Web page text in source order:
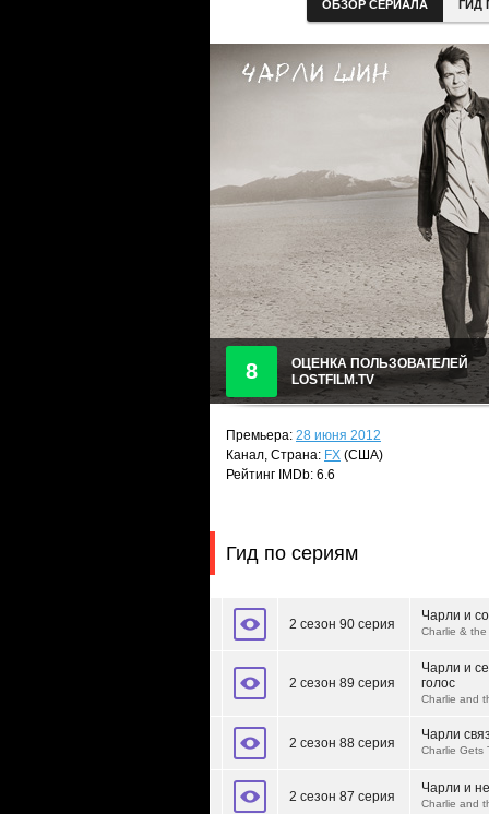
ОБЗОР СЕРИАЛА ГИД
8
ОЦЕНКА ПОЛЬЗОВАТЕЛЕЙ
LOSTFILM.TV
Премьера: 28 июня 2012
Канал, Страна: FX (США)
Рейтинг IMDb: 6.6
Гид по сериям
2 сезон 90 серия
Чарли и
Charlie &
2 сезон 89 серия
Чарли и
голос
Charlie and
2 сезон 88 серия
Чарли
Charlie Gets
2 сезон 87 серия
Чарли и
Charlie and